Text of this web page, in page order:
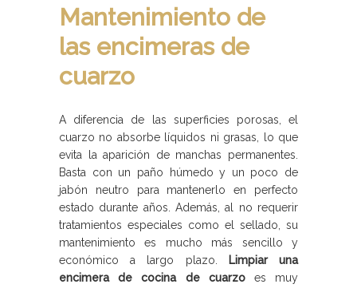
Mantenimiento de
las encimeras de
cuarzo
A diferencia de las superficies porosas, el
cuarzo no absorbe líquidos ni grasas, lo que
evita la aparición de manchas permanentes.
Basta con un paño húmedo y un poco de
jabón neutro para mantenerlo en perfecto
estado durante años. Además, al no requerir
tratamientos especiales como el sellado, su
mantenimiento es mucho más sencillo y
económico a largo plazo.
Limpiar una
encimera de cocina de cuarzoes muy